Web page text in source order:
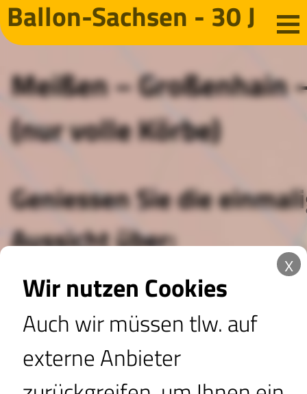
Meißen – Großenhain
(nur volle Körbe)
Geniessen Sie die
Aussicht über:
Elbtal
Moritzburg
Albrechtsburg
Ballon-Sachsen - 30
EINSTEIGEN – ABHEBEN –
Wir nutzen Cookies
Auch wir müssen tlw. auf
externe Anbieter
x